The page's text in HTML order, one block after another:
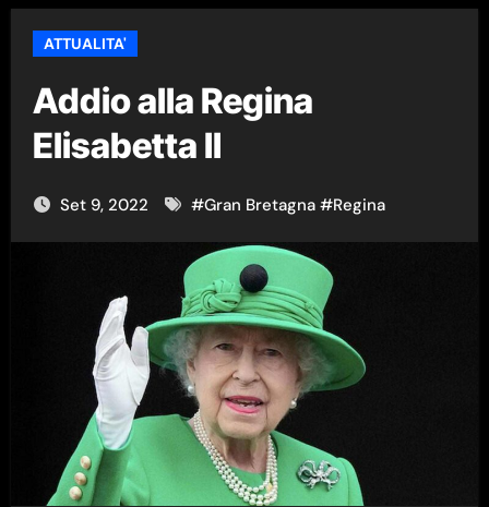
ATTUALITA'
Addio alla Regina
Elisabetta II
Set 9, 2022 #Gran Bretagna#Regina